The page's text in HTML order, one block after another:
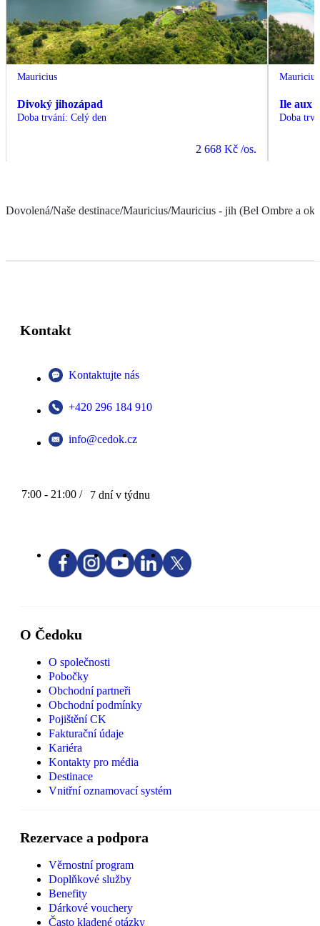
Mauricius
Divoký jihozápad
Doba trvání: Celý den
2 668 Kč /os.
Mauricius
Ile aux
Doba
Dovolená/Naše destinace/Mauricius/Mauricius - jih (Bel Ombre a
Kontakt
Kontaktujte nás
+420 296 184 910
info@cedok.cz
7:00 - 21:00 / 7 dní v týdnu
O Čedoku
O společnosti
Pobočky
Obchodní partneři
Obchodní podmínky
Pojištění CK
Fakturační údaje
Kariéra
Kontakty pro média
Destinace
Vnitřní oznamovací systém
Rezervace a podpora
Věrnostní program
Doplňkové služby
Benefity
Dárkové vouchery
Často kladené otázky